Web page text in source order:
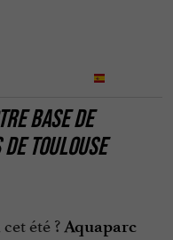
BASE DE
TOULOUSE
été ?Aquaparc